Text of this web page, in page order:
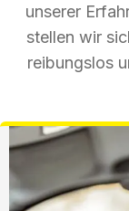
unserer
stellen wir
reibungslos